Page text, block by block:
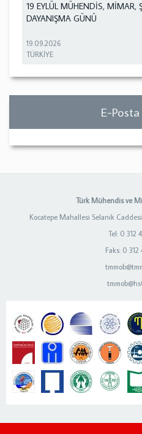
19 EYLÜL MÜHENDİS, MİMAR,
DAYANIŞMA GÜNÜ
19.09.2026
TÜRKİYE
E-
Türk Mühendis ve
Kocatepe Mahallesi Selanik
Tel: 0 312
Faks: 0 312